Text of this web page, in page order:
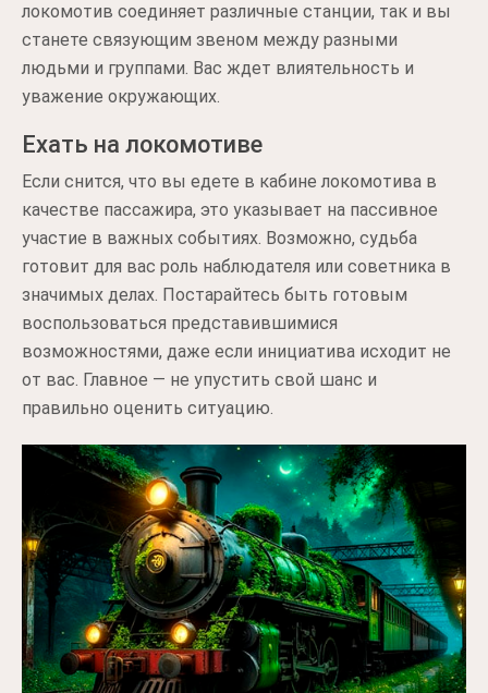
локомотив соединяет различные станции, так и вы
станете связующим звеном между разными
людьми и группами. Вас ждет влиятельность и
уважение окружающих.
Ехать на локомотиве
Если снится, что вы едете в кабине локомотива в
качестве пассажира, это указывает на пассивное
участие в важных событиях. Возможно, судьба
готовит для вас роль наблюдателя или советника в
значимых делах. Постарайтесь быть готовым
воспользоваться представившимися
возможностями, даже если инициатива исходит не
от вас. Главное — не упустить свой шанс и
правильно оценить ситуацию.